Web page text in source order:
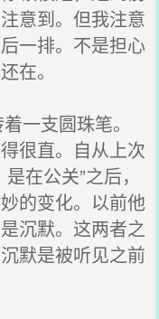
意到。但我注意
一排。不是担心
在。
一支圆珠笔。
很直。自从上次
在公关”之后，
的变化。以前他
沉默。这两者之
默是被听见之前